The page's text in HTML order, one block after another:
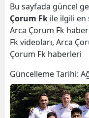
Bu sayfada güncel
Çorum Fk ile ilgili en
Arca Çorum Fk
Fk videoları, Arca
Çorum Fk haberleri
Güncelleme Tarihi: